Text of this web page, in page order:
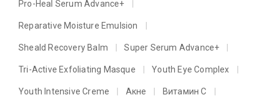
Pro-Heal Serum Advance+
Reparative Moisture Emulsion
Sheald Recovery Balm Super Serum Advance+
Tri-Active Exfoliating Masque Youth Eye Complex
Youth Intensive Creme Акне Витамин C